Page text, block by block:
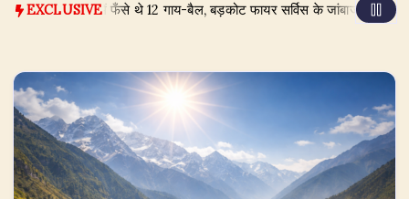
EXCLUSIVE
के उफान में फँसे थे 12 गाय-बैल, बड़कोट फायर सर्विस के जांबाजों ने ऐसे बचाया